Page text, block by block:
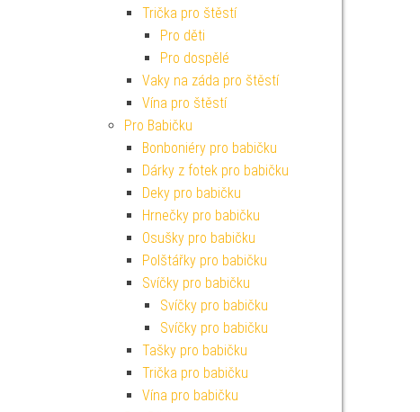
Trička pro štěstí
Pro děti
Pro dospělé
Vaky na záda pro štěstí
Vína pro štěstí
Pro Babičku
Bonboniéry pro babičku
Dárky z fotek pro babičku
Deky pro babičku
Hrnečky pro babičku
Osušky pro babičku
Polštářky pro babičku
Svíčky pro babičku
Svíčky pro babičku
Svíčky pro babičku
Tašky pro babičku
Trička pro babičku
Vína pro babičku